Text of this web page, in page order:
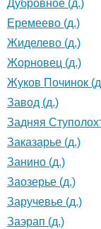
Дубровное (д.)
Еремеево (д.)
Жиделево (д.)
Жорновец (д.)
Жуков Починок
Завод (д.)
Задняя
Заказарье (д.)
Занино (д.)
Заозерье (д.)
Заручевье (д.)
Заэрап (д.)